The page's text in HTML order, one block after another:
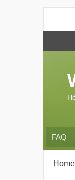
FAQ
Home